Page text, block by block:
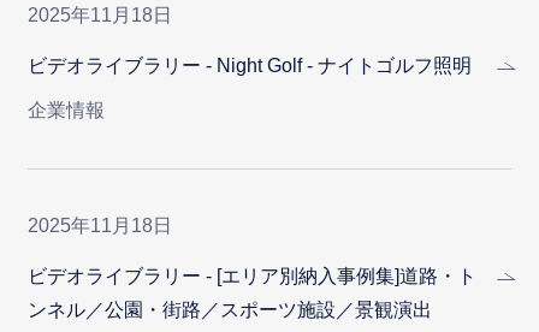
2025年11月18日
ビデオライブラリー - Night Golf - ナイトゴルフ照明
企業情報
2025年11月18日
ビデオライブラリー - [エリア別納入事例集]道路・ト
ンネル／公園・街路／スポーツ施設／景観演出